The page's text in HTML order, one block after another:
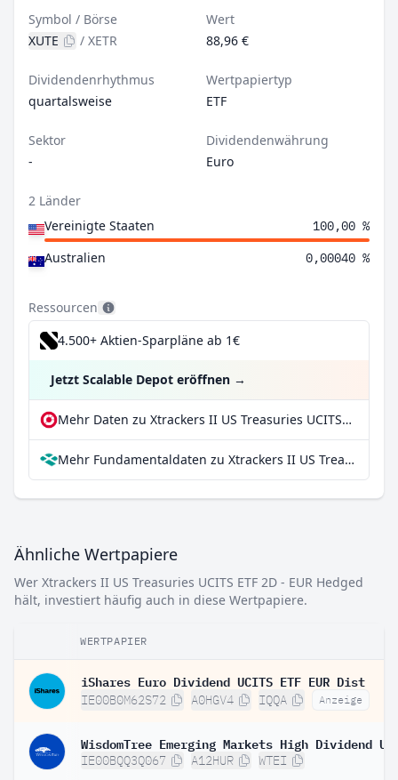
Symbol / Börse
XUTE
/ XETR
Wert
88,96 €
Dividendenrhythmus
quartalsweise
Wertpapiertyp
ETF
Sektor
-
Dividendenwährung
Euro
2 Länder
Vereinigte Staaten
100,00 %
Australien 0,00040 %
Ressourcen
4.500+ Aktien-Sparpläne ab 1€
Jetzt Scalable Depot eröffnen →
Mehr Daten zu Xtrackers II US Treasuries UCITS ETF 2D - EUR Hedged bei extraETF
Mehr Fundamentaldaten zu Xtrackers II US Treasuries UCITS ETF 2D - EUR Hedged bei Parqet
Ähnliche Wertpapiere
Wer Xtrackers II US Treasuries UCITS ETF 2D - EUR Hedged
hält, investiert häufig auch in diese Wertpapiere.
WERTPAPIER
iShares Euro Dividend UCITS ETF EUR Dist
IE00B0M62S72 A0HGV4 IQQA Anzeige
IE00BQQ3Q067 A12HUR WTEI